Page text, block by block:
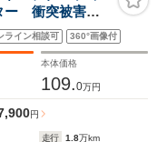
ー 衝突被害軽
コール 踏み間
ライン相談可 360°画像付
本体価格
109.0万円
円
走行 1.8万km